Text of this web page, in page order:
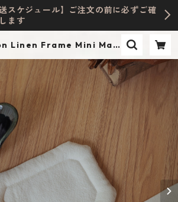
送スケジュール】ご注文の前に必ずご確
ます
Linen Frame Mini Mat
INTERIOR & LIFESTYLE